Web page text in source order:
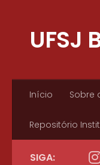
UFSJ
Início Sobre
Repositório
SIGA: